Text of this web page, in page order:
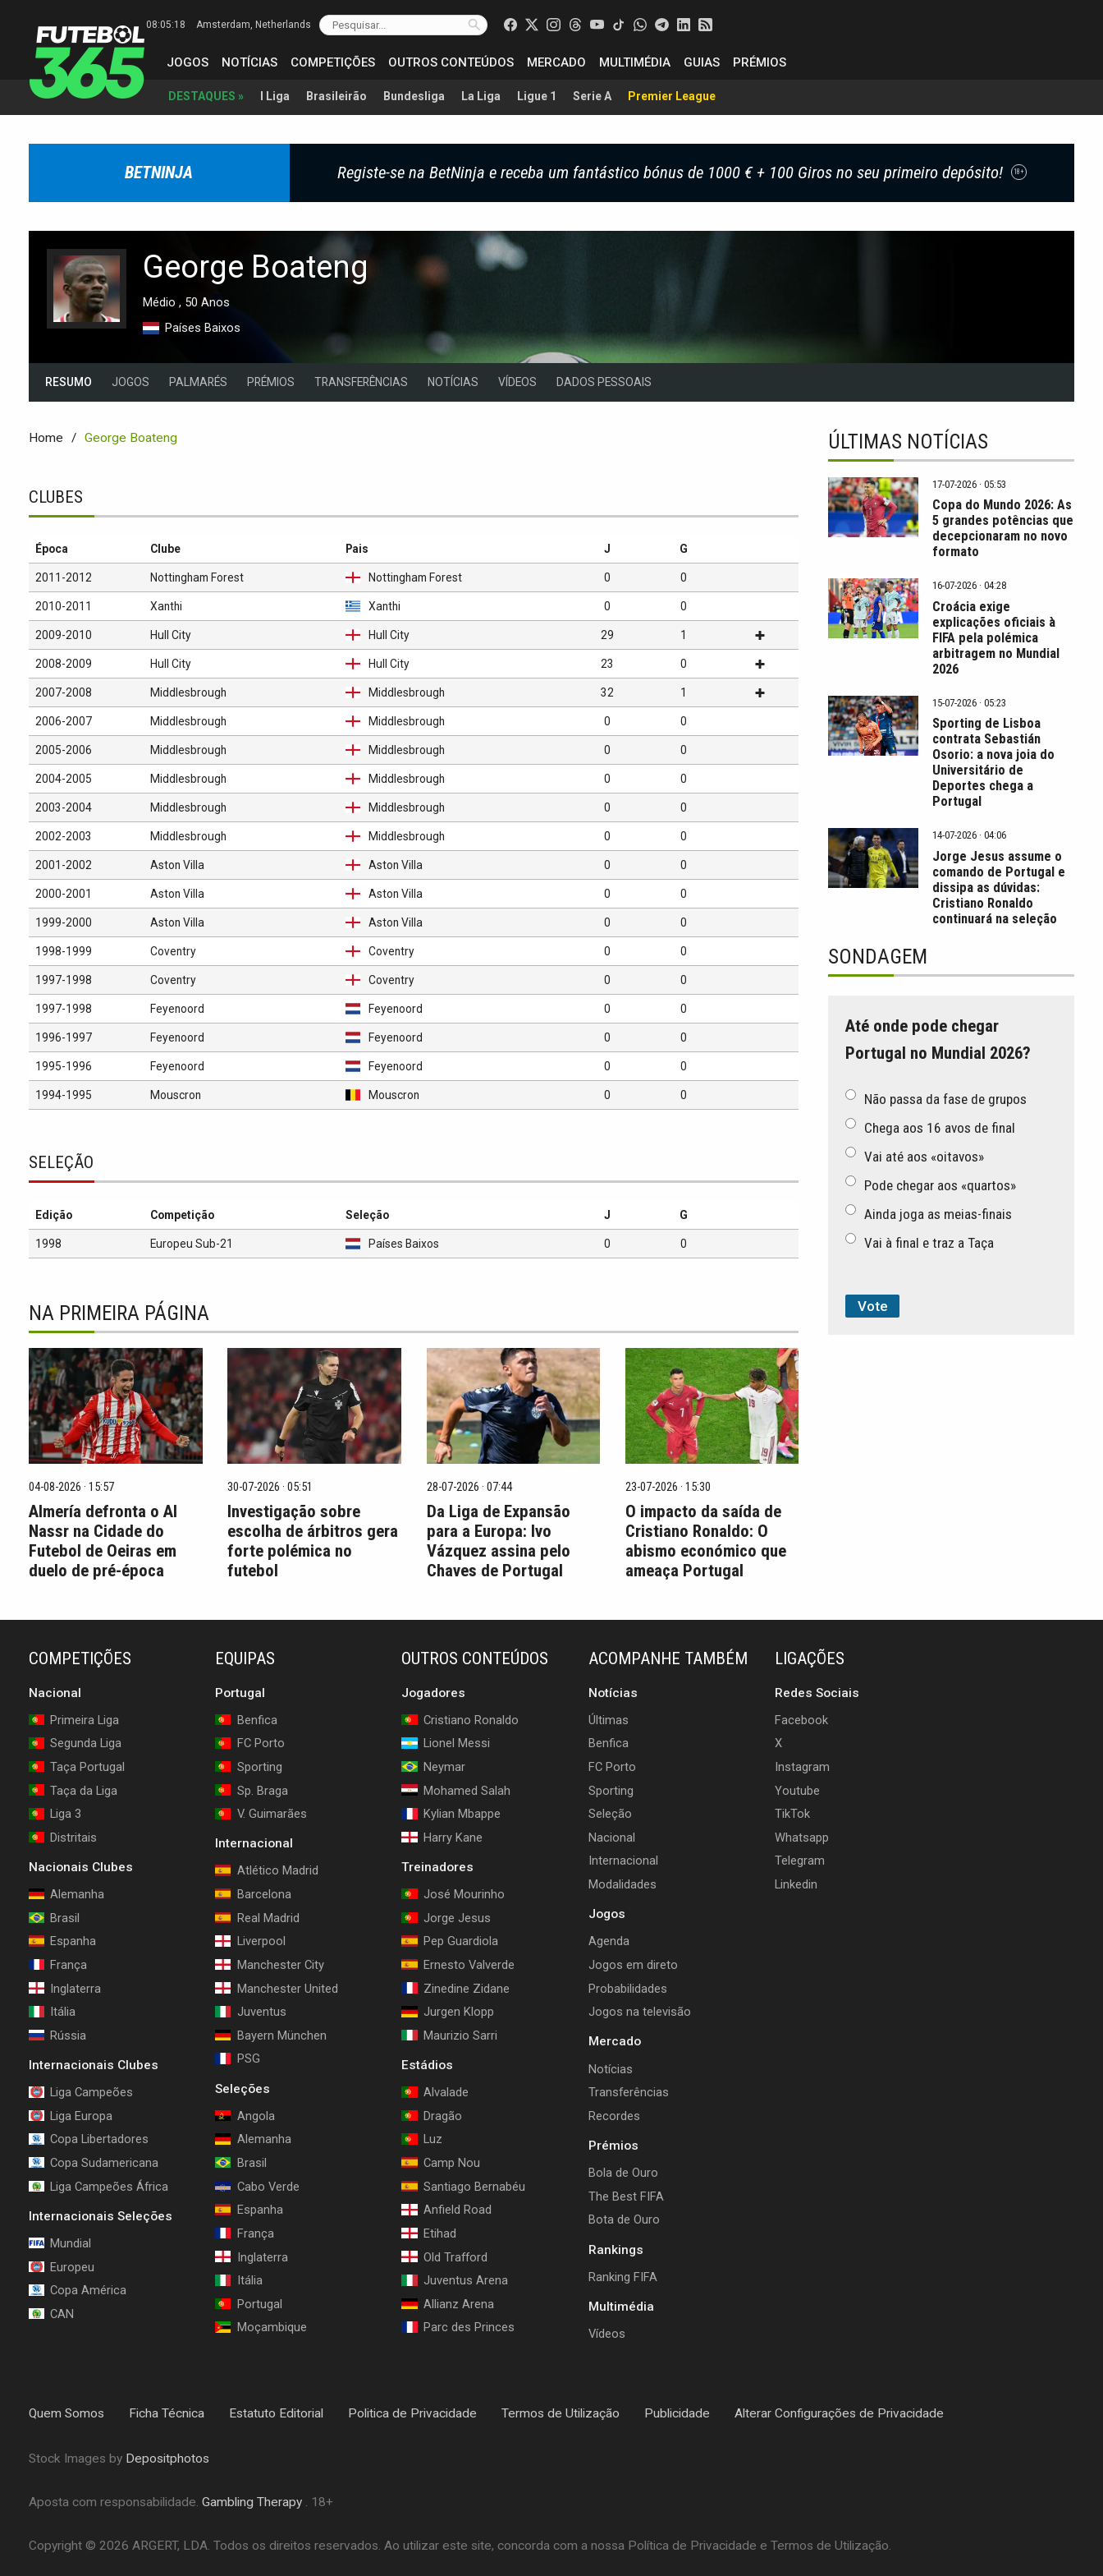
08:05:19 Amsterdam, Netherlands
JOGOS NOTÍCIAS COMPETIÇÕES OUTROS CONTEÚDOS MERCADO MULTIMÉDIA GUIAS PRÉMIOS
DESTAQUES » I Liga Brasileirão Bundesliga La Liga Ligue 1 Serie A Premier League
BETNINJA Registe-se na BetNinja e receba um fantástico bónus de 1000 € + 100 Giros no seu primeiro depósito! 18+
George Boateng
Médio , 50 Anos
Países Baixos
RESUMO JOGOS PALMARÉS PRÉMIOS TRANSFERÊNCIAS NOTÍCIAS VÍDEOS DADOS PESSOAIS
Home George Boateng
CLUBES
Época Clube Pais J G
2011-2012 Nottingham Forest Nottingham Forest 0 0
2010-2011 Xanthi Xanthi 0 0
2009-2010 Hull City Hull City 29 1
2008-2009 Hull City Hull City 23 0
2007-2008 Middlesbrough Middlesbrough 32 1
2006-2007 Middlesbrough Middlesbrough 0 0
2005-2006 Middlesbrough Middlesbrough 0 0
2004-2005 Middlesbrough Middlesbrough 0 0
2003-2004 Middlesbrough Middlesbrough 0 0
2002-2003 Middlesbrough Middlesbrough 0 0
2001-2002 Aston Villa Aston Villa 0 0
2000-2001 Aston Villa Aston Villa 0 0
1999-2000 Aston Villa Aston Villa 0 0
1998-1999 Coventry Coventry 0 0
1997-1998 Coventry Coventry 0 0
1997-1998 Feyenoord Feyenoord 0 0
1996-1997 Feyenoord Feyenoord 0 0
1995-1996 Feyenoord Feyenoord 0 0
1994-1995 Mouscron Mouscron 0 0
SELEÇÃO
Edição Competição Seleção J G
1998 Europeu Sub-21 Países Baixos 0 0
NA PRIMEIRA PÁGINA
04-08-2026 · 15:57
Almería defronta o Al
Nassr na Cidade do
Futebol de Oeiras em
duelo de pré-época
30-07-2026 · 05:51
Investigação sobre
escolha de árbitros gera
forte polémica no
futebol
28-07-2026 · 07:44
Da Liga de Expansão
para a Europa: Ivo
Vázquez assina pelo
Chaves de Portugal
23-07-2026 · 15:30
O impacto da saída de
Cristiano Ronaldo: O
abismo económico que
ameaça Portugal
ÚLTIMAS NOTÍCIAS
17-07-2026 · 05:53
Copa do Mundo 2026: As
5 grandes potências que
decepcionaram no novo
formato
16-07-2026 · 04:28
Croácia exige
explicações oficiais à
FIFA pela polémica
arbitragem no Mundial
2026
15-07-2026 · 05:23
Sporting de Lisboa
contrata Sebastián
Osorio: a nova joia do
Universitário de
Deportes chega a
Portugal
14-07-2026 · 04:06
Jorge Jesus assume o
comando de Portugal e
dissipa as dúvidas:
Cristiano Ronaldo
continuará na seleção
SONDAGEM
Até onde pode chegar
Portugal no Mundial 2026?
Não passa da fase de grupos
Chega aos 16 avos de final
Vai até aos «oitavos»
Pode chegar aos «quartos»
Ainda joga as meias-finais
Vai à final e traz a Taça
COMPETIÇÕES
Nacional
Primeira Liga
Segunda Liga
Taça Portugal
Taça da Liga
Liga 3
Distritais
Nacionais Clubes
Alemanha
Brasil
Espanha
França
Inglaterra
Itália
Rússia
Internacionais Clubes
Liga Campeões
Liga Europa
Copa Libertadores
Copa Sudamericana
Liga Campeões África
Internacionais Seleções
Mundial
Europeu
Copa América
CAN
EQUIPAS
Portugal
Benfica
FC Porto
Sporting
Sp. Braga
V. Guimarães
Internacional
Atlético Madrid
Barcelona
Real Madrid
Liverpool
Manchester City
Manchester United
Juventus
Bayern München
PSG
Seleções
Angola
Alemanha
Brasil
Cabo Verde
Espanha
França
Inglaterra
Itália
Portugal
Moçambique
OUTROS CONTEÚDOS
Jogadores
Cristiano Ronaldo
Lionel Messi
Neymar
Mohamed Salah
Kylian Mbappe
Harry Kane
Treinadores
José Mourinho
Jorge Jesus
Pep Guardiola
Ernesto Valverde
Zinedine Zidane
Jurgen Klopp
Maurizio Sarri
Estádios
Alvalade
Dragão
Luz
Camp Nou
Santiago Bernabéu
Anfield Road
Etihad
Old Trafford
Juventus Arena
Allianz Arena
Parc des Princes
ACOMPANHE TAMBÉM
Notícias
Últimas
Benfica
FC Porto
Sporting
Seleção
Nacional
Internacional
Modalidades
Jogos
Agenda
Jogos em direto
Probabilidades
Jogos na televisão
Mercado
Notícias
Transferências
Recordes
Prémios
Bola de Ouro
The Best FIFA
Bota de Ouro
Rankings
Ranking FIFA
Multimédia
Vídeos
LIGAÇÕES
Redes Sociais
Facebook
X
Instagram
Youtube
TikTok
Whatsapp
Telegram
Linkedin
Quem Somos Ficha Técnica Estatuto Editorial Politica de Privacidade Termos de Utilização Publicidade Alterar Configurações de Privacidade
Stock Images by Depositphotos
Aposta com responsabilidade. Gambling Therapy. 18+
Copyright © 2026 ARGERT, LDA. Todos os direitos reservados. Ao utilizar este site, concorda com a nossa Política de Privacidade e Termos de Utilização.